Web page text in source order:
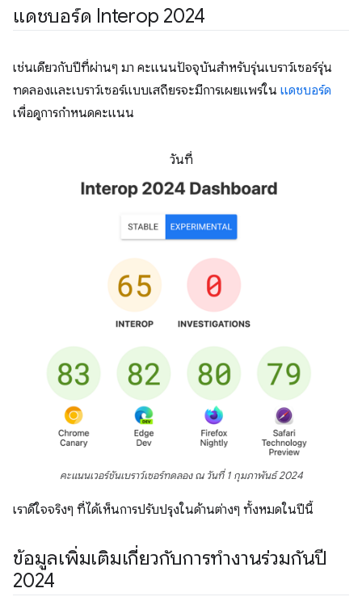
แดชบอร์ด Interop 2024
เช่นเดียวกับปีที่ผ่านๆ มา คะแนนปัจจุบันสำหรับรุ่นเบราว์เซอร์รุ่น
ทดลองและเบราว์เซอร์แบบเสถียรจะมีการเผยแพร่ใน แดชบอร์ด
เพื่อดูการกำหนดคะแนน
วันที่
คะแนนเวอร์ชันเบราว์เซอร์ทดลอง ณ วันที่ 1 กุมภาพันธ์ 2024
เราดีใจจริงๆ ที่ได้เห็นการปรับปรุงในด้านต่างๆ ทั้งหมดในปีนี้
ข้อมูลเพิ่มเติมเกี่ยวกับการทำงานร่วมกันปี
2024